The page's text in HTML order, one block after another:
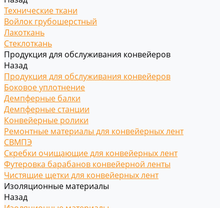
Технические ткани
Войлок грубошерстный
Лакоткань
Стеклоткань
Продукция для обслуживания конвейеров
Назад
Продукция для обслуживания конвейеров
Боковое уплотнение
Демпферные балки
Демпферные станции
Конвейерные ролики
Ремонтные материалы для конвейерных лент
СВМПЭ
Скребки очищающие для конвейерных лент
Футеровка барабанов конвейерной ленты
Чистящие щетки для конвейерных лент
Изоляционные материалы
Назад